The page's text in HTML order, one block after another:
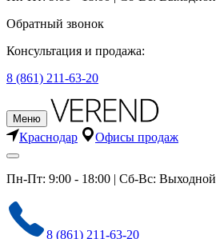
Обратный звонок
Консультация и продажа:
8 (861) 211-63-20
Меню
Краснодар Офисы продаж
Пн-Пт: 9:00 - 18:00 | Сб-Вс: Выходной
8 (861) 211-63-20